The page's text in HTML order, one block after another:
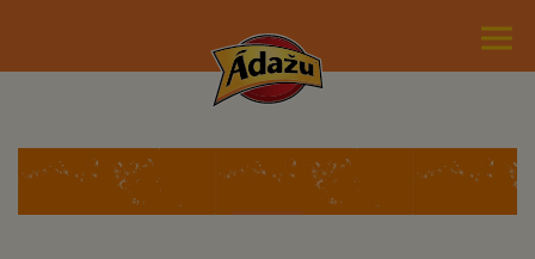
Kristine kristine